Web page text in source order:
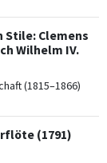
Stile: Clemens
Wilhelm IV.
(1815–1866)
(1791)